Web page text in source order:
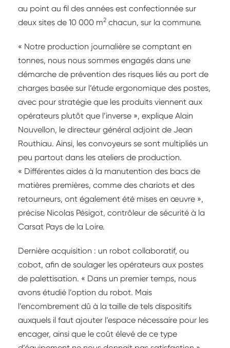
au point au fil des années est confectionnée sur
deux sites de 10 000 m2 chacun, sur la commune.
« Notre production journalière se comptant en
tonnes, nous nous sommes engagés dans une
démarche de prévention des risques liés au port de
charges basée sur l’étude ergonomique des postes,
avec pour stratégie que les produits viennent aux
opérateurs plutôt que l’inverse », explique Alain
Nouvellon, le directeur général adjoint de Jean
Routhiau. Ainsi, les convoyeurs se sont multipliés un
peu partout dans les ateliers de production.
« Différentes aides à la manutention des bacs de
matières premières, comme des chariots et des
retourneurs, ont également été mises en œuvre »,
précise Nicolas Pésigot, contrôleur de sécurité à la
Carsat Pays de la Loire.
Dernière acquisition : un robot collaboratif, ou
cobot, afin de soulager les opérateurs aux postes
de palettisation. « Dans un premier temps, nous
avons étudié l’option du robot. Mais
l’encombrement dû à la taille de tels dispositifs
auxquels il faut ajouter l’espace nécessaire pour les
encager, ainsi que le coût élevé de ce type